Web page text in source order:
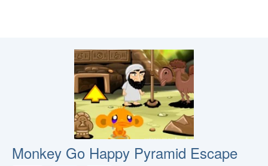
Monkey Go Happy Pyramid Escape